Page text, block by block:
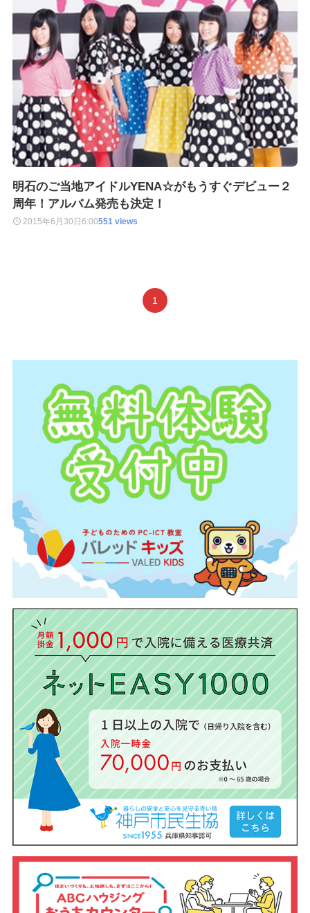
明石のご当地アイドルYENA☆がもうすぐデビュー２
周年！アルバム発売も決定！
2015年6月30日 6:00551 views
1